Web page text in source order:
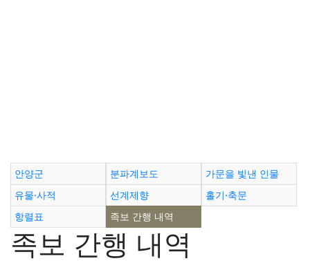
안양군 분파계보도
가문을 빛낸 인물
유물·사적
선계제향
홀기·축문
항렬표
족보 간행 내역
족보 간행 내역